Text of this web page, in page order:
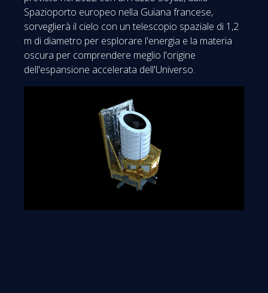
Spazioporto europeo nella Guiana francese,
sorveglierà il cielo con un telescopio spaziale di 1,2
m di diametro per esplorare l'energia e la materia
oscura per comprendere meglio l'origine
dell'espansione accelerata dell'Universo.